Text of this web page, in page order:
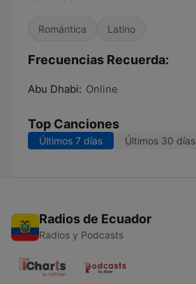
Romántica Latino
Frecuencias Recuerda:
Abu Dhabi: Online
Top Canciones
Últimos 7 días Últimos 30 días
Radios de Ecuador
Radios y Podcasts